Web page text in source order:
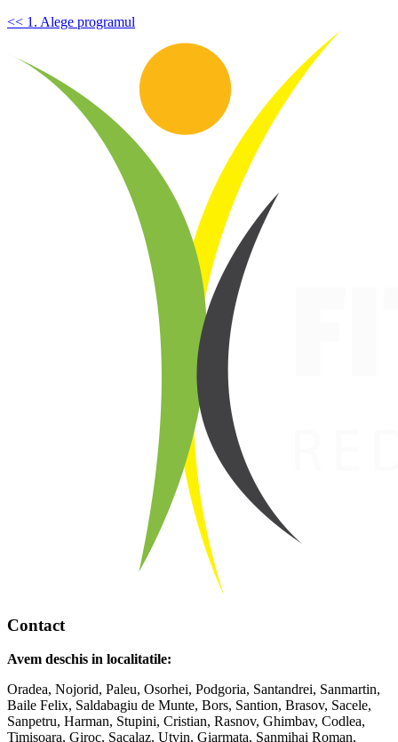
<< 1. Alege programul
Contact
Avem deschis in localitatile:
Oradea, Nojorid, Paleu, Osorhei, Podgoria, Santandrei, Sanmartin,
Baile Felix, Saldabagiu de Munte, Bors, Santion, Brasov, Sacele,
Sanpetru, Harman, Stupini, Cristian, Rasnov, Ghimbav, Codlea,
Timisoara, Giroc, Sacalaz, Utvin, Giarmata, Sanmihai Roman,